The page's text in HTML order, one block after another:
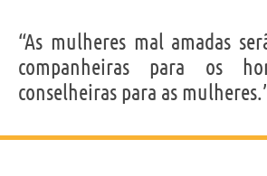
“As mulheres mal amadas
companheiras para os
conselheiras para as